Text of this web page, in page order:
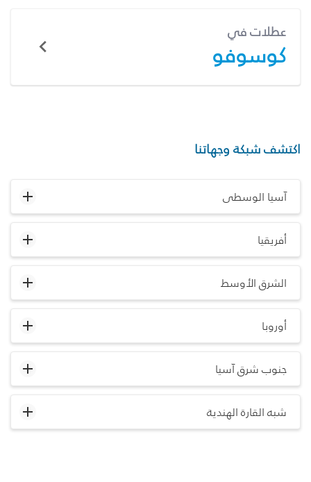
عطلات في
كوسوفو
اكتشف شبكة وجهاتنا
آسيا الوسطى
أفريقيا
الشرق الأوسط
أوروبا
جنوب شرق آسيا
شبه القارة الهندية